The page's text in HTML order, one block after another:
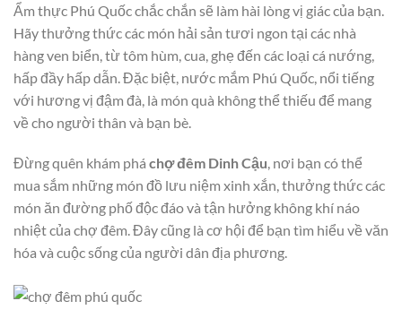
Ẩm thực Phú Quốc chắc chắn sẽ làm hài lòng vị giác của bạn.
Hãy thưởng thức các món hải sản tươi ngon tại các nhà
hàng ven biển, từ tôm hùm, cua, ghẹ đến các loại cá nướng,
hấp đầy hấp dẫn. Đặc biệt, nước mắm Phú Quốc, nổi tiếng
với hương vị đậm đà, là món quà không thể thiếu để mang
về cho người thân và bạn bè.
Đừng quên khám phá chợ đêm Dinh Cậu, nơi bạn có thể
mua sắm những món đồ lưu niệm xinh xắn, thưởng thức các
món ăn đường phố độc đáo và tận hưởng không khí náo
nhiệt của chợ đêm. Đây cũng là cơ hội để bạn tìm hiểu về văn
hóa và cuộc sống của người dân địa phương.